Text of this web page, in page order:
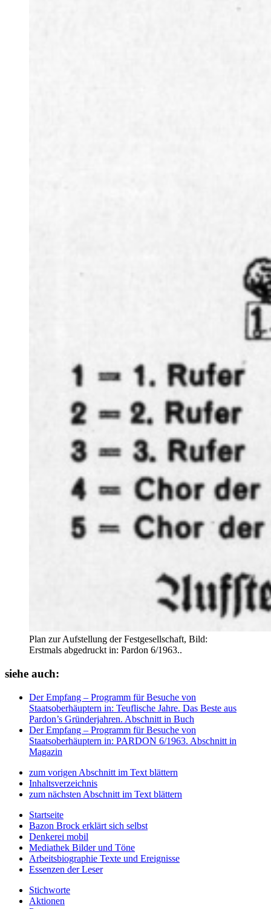
Plan zur Aufstellung der Festgesellschaft, Bild:
Erstmals abgedruckt in: Pardon 6/1963..
siehe auch:
Der Empfang – Programm für Besuche von
Staatsoberhäuptern in: Teuflische Jahre. Das Beste aus
Pardon’s Gründerjahren. Abschnitt in Buch
Der Empfang – Programm für Besuche von
Staatsoberhäuptern in: PARDON 6/1963. Abschnitt in
Magazin
zum vorigen Abschnitt im Text blättern
Inhaltsverzeichnis
zum nächsten Abschnitt im Text blättern
Startseite
Bazon Brock erklärt sich selbst
Denkerei mobil
Mediathek Bilder und Töne
Arbeitsbiographie Texte und Ereignisse
Essenzen der Leser
Stichworte
Aktionen